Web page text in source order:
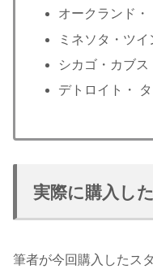
オークランド・
ミネソタ・ツイ
シカゴ・カブス
デトロイト・
実際に購入し
筆者が今回購入したス